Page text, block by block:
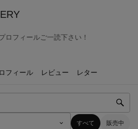
ロフィールご一読下さい！
フィール レビュー レター
すべて 販売中